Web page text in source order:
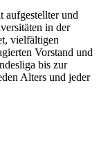
aufgestellter und
in der
vielfältigen
Vorstand und
bis zur
Alters und jeder